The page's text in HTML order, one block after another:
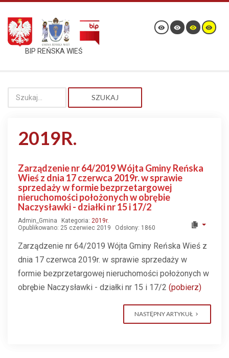
BIP REŃSKA WIEŚ
SZUKAJ
2019R.
Zarządzenie nr 64/2019 Wójta Gminy Reńska
Wieś z dnia 17 czerwca 2019r. w sprawie
sprzedaży w formie bezprzetargowej
nieruchomości położonych w obrębie
Naczysławki - działki nr 15 i 17/2
Admin_Gmina Kategoria: 2019r.
Opublikowano: 25 czerwiec 2019
Odsłony: 1860
Zarządzenie nr 64/2019 Wójta Gminy Reńska Wieś z
dnia 17 czerwca 2019r. w sprawie sprzedaży w
formie bezprzetargowej nieruchomości położonych w
obrębie Naczysławki - działki nr 15 i 17/2 (pobierz)
NASTĘPNY ARTYKUŁ